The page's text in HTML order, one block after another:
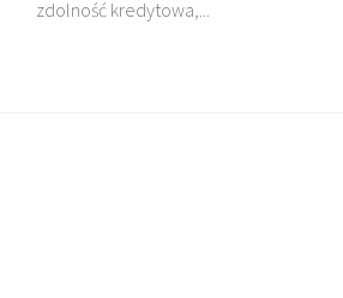
zdolność kredytowa,...